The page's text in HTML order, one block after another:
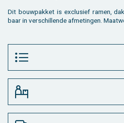
Dit bouw­pak­ket is ex­clu­sief ramen,
baar in ver­schil­len­de af­me­tin­gen.